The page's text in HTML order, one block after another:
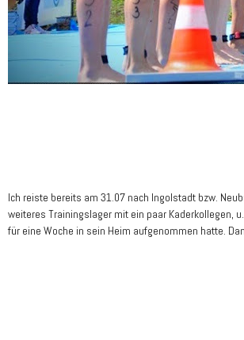
Ich reiste bereits am 31.07 nach Ingolstadt bzw.
weiteres Trainingslager mit ein paar Kaderkollegen,
für eine Woche in sein Heim aufgenommen hatte.